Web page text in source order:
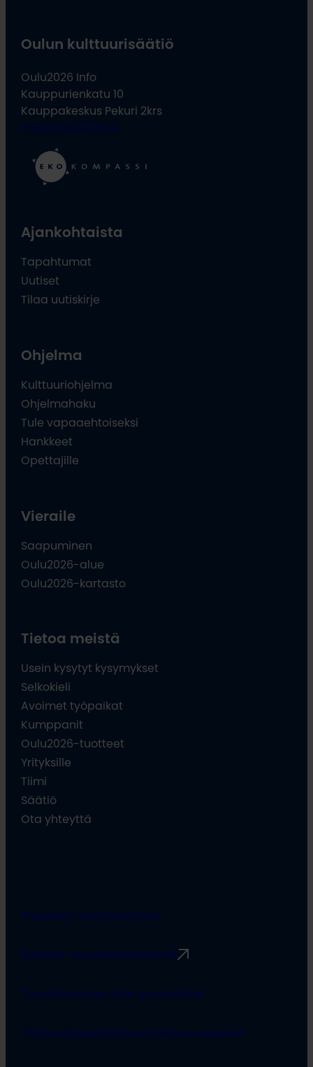
Oulun kulttuurisäätiö
Oulu2026 Info
Kauppurienkatu 10
Kauppakeskus Pekuri 2krs
info@oulu2026.eu
Ajankohtaista
Tapahtumat
Uutiset
Tilaa uutiskirje
Ohjelma
Kulttuuriohjelma
Ohjelmahaku
Tule vapaaehtoiseksi
Hankkeet
Opettajille
Vieraile
Saapuminen
Oulu2026-alue
Oulu2026-kartasto
Tietoa meistä
Usein kysytyt kysymykset
Selkokieli
Avoimet työpaikat
Kumppanit
Oulu2026-tuotteet
Yrityksille
Tiimi
Säätiö
Ota yhteyttä
Projektien viestintäohjeet
Rimbert-avustusjärjestelmä
Turvallisemman tilan periaatteet
TietosuojaselosteSaavutettavuusseloste